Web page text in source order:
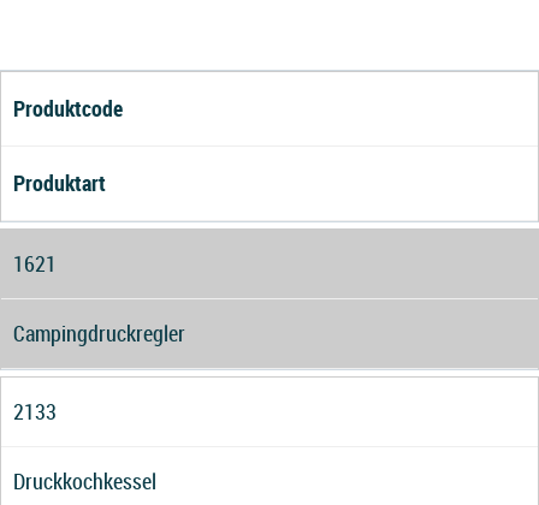
Produktcode
Produktart
1621
Campingdruckregler
2133
Druckkochkessel